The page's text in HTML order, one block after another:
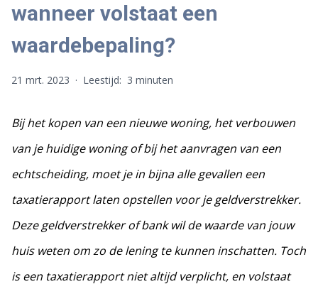
wanneer volstaat een
waardebepaling?
21 mrt. 2023 · Leestijd: 3 minuten
Bij het kopen van een nieuwe woning, het verbouwen
van je huidige woning of bij het aanvragen van een
echtscheiding, moet je in bijna alle gevallen een
taxatierapport laten opstellen voor je geldverstrekker.
Deze geldverstrekker of bank wil de waarde van jouw
huis weten om zo de lening te kunnen inschatten. Toch
is een taxatierapport niet altijd verplicht, en volstaat